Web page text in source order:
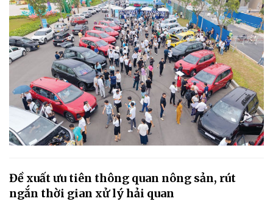
Đề xuất ưu tiên thông quan nông sản, rút
ngắn thời gian xử lý hải quan